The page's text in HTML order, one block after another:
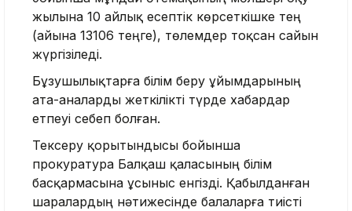
жылына 10 айлық есептік көрсеткішке тең
(айына 13106 теңге), төлемдер тоқсан сайын
жүргізіледі.
Бұзушылықтарға білім беру ұйымдарының
ата-аналарды жеткілікті түрде хабардар
етпеуі себеп болған.
Тексеру қорытындысы бойынша
прокуратура Балқаш қаласының білім
басқармасына ұсыныс енгізді. Қабылданған
шаралардың нәтижесінде балаларға тиісті